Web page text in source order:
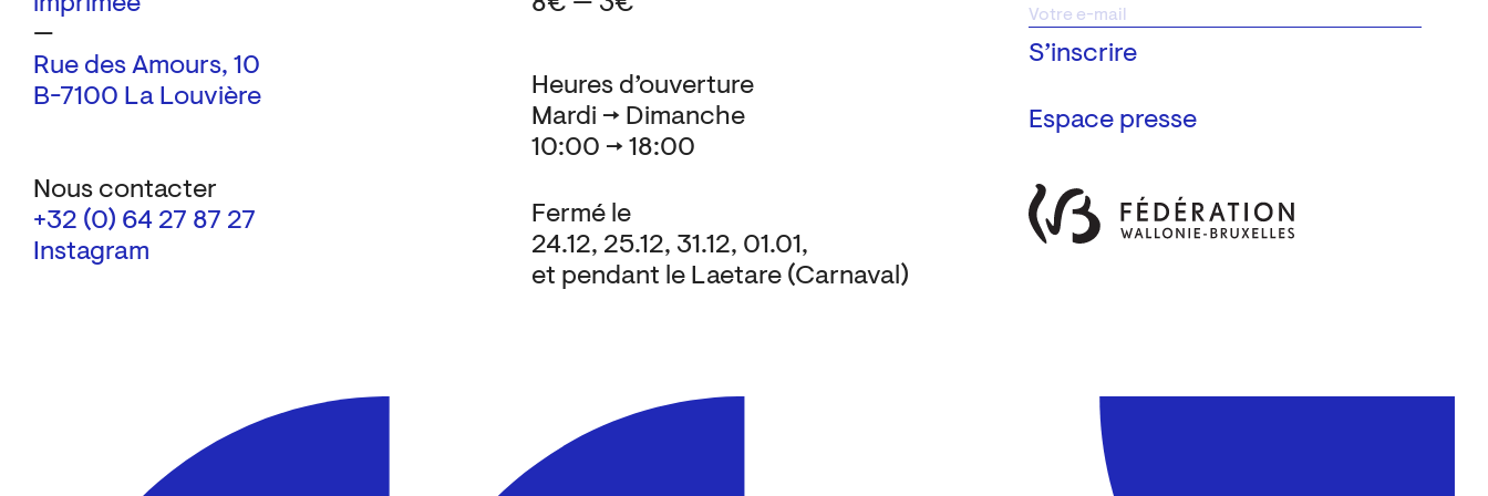
—
Rue des Amours, 10
B-7100 La Louvière
Nous contacter
+32 (0) 64 27 87 27
Instagram
Espace presse
Heures d’ouverture
Mardi → Dimanche
10:00 → 18:00
Fermé le
24.12, 25.12, 31.12, 01.01,
et pendant le Laetare (Carnaval)